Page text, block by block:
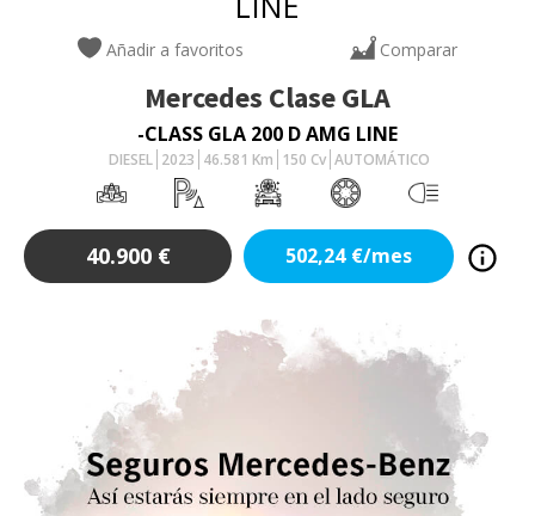
Añadir a favoritos Comparar
Mercedes Clase GLA
-CLASS GLA 200 D AMG LINE
DIESEL 2023 46.581 Km 150 Cv AUTOMÁTICO
40.900 € 502,24 €/mes